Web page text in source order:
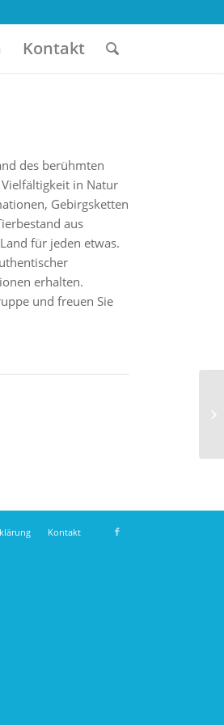
Kontakt
des berühmten
in Natur
Gebirgsketten
aus
für jeden etwas.
erhalten.
und freuen Sie
Kontakt